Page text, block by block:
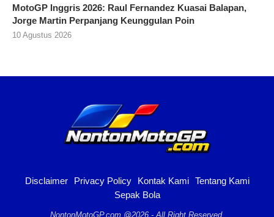
MotoGP Inggris 2026: Raul Fernandez Kuasai Balapan,
Jorge Martin Perpanjang Keunggulan Poin
10 Agustus 2026
Disclaimer Privacy Policy Kontak Kami
Tentang Kami
Sepak Bola
NontonMotoGP.com @2026 - All Right Reserved.